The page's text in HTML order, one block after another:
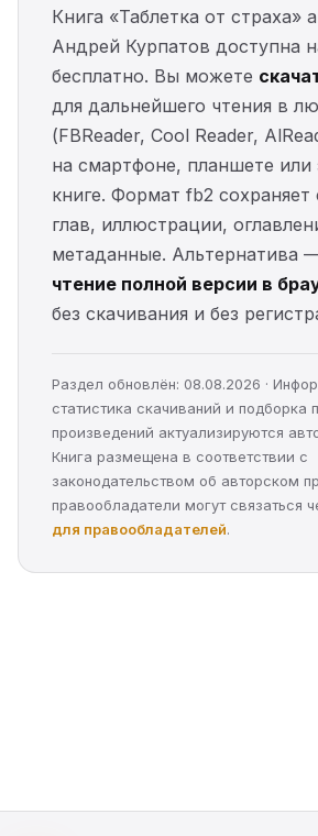
Книга «Таблетка от страха»
Андрей Курпатов доступна
бесплатно. Вы можете
для дальнейшего чтения в
(FBReader, Cool Reader,
на смартфоне, планшете или
книге. Формат fb2 сохраняет
глав, иллюстрации,
метаданные. Альтернатива
чтение полной версии в
без скачивания и без
Раздел обновлён: 08.08.2026 ·
статистика скачиваний и подборка
произведений актуализируются
Книга размещена в соответствии с
законодательством об авторском
правообладатели могут связаться
для правообладателей.